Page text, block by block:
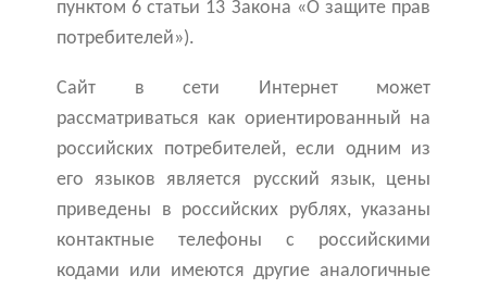
пунктом 6 статьи 13 Закона «О защите прав
потребителей»).
Сайт в сети Интернет может
рассматриваться как ориентированный на
российских потребителей, если одним из
его языков является русский язык, цены
приведены в российских рублях, указаны
контактные телефоны с российскими
кодами или имеются другие аналогичные